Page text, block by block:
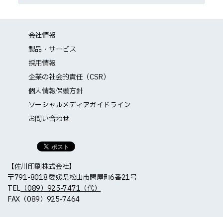
会社情報
製品・サービス
採用情報
企業の社会的責任（CSR）
個人情報保護方針
ソーシャルメディアガイドライン
お問い合わせ
【佐川印刷株式会社】
〒791-8018 愛媛県松山市問屋町6番21号
TEL（089）925-7471（代）
FAX（089）925-7464